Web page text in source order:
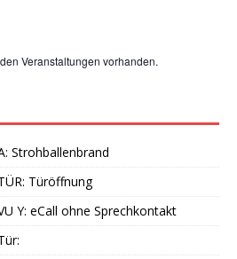
Veranstaltungen vorhanden.
Strohballenbrand
Türöffnung
Y: eCall ohne Sprechkontakt